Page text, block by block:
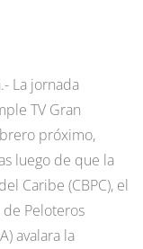
La jornada
TV Gran
próximo,
luego de que la
Caribe (CBPC), el
Peloteros
avalara la